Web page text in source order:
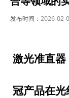
发布时间： 2026-02-
激光准直
冠产品在